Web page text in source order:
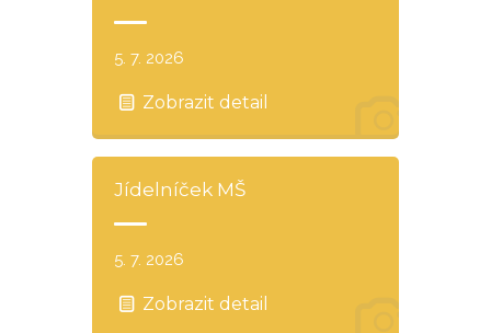
5. 7. 2026
Zobrazit detail
Jídelníček MŠ
5. 7. 2026
Zobrazit detail